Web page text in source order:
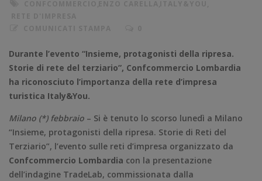
Durante l’evento “Insieme, protagonisti della ripresa.
Storie di rete del terziario”, Confcommercio Lombardia
ha riconosciuto l’importanza della rete d’impresa
turistica Italy&You.
Milano (*) febbraio – Si è tenuto lo scorso lunedì a Milano
“Insieme, protagonisti della ripresa. Storie di Reti del
Terziario”, l’evento sulle reti d’impresa organizzato da
Confcommercio Lombardia con la presentazione
dell’indagine TradeLab, commissionata dalla